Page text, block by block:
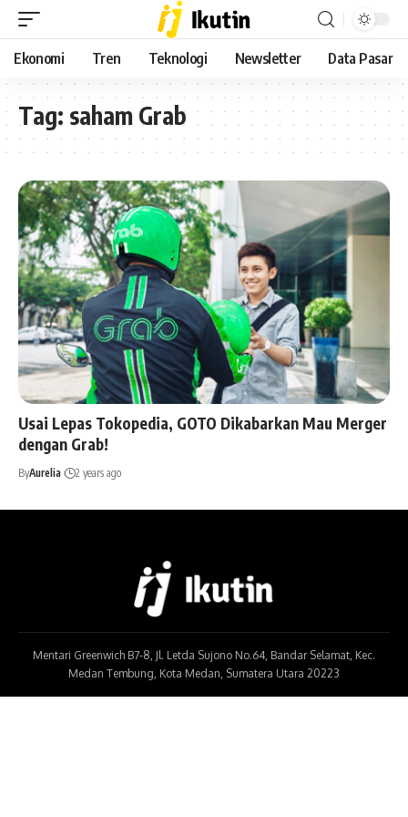
Ekonomi Tren Teknologi Newsletter Data Pasar
Tag: saham Grab
Usai Lepas Tokopedia, GOTO Dikabarkan Mau Merger
dengan Grab!
ByAurelia 2 years ago
Mentari Greenwich B7-8, Jl. Letda Sujono No.64, Bandar Selamat, Kec.
Medan Tembung, Kota Medan, Sumatera Utara 20223